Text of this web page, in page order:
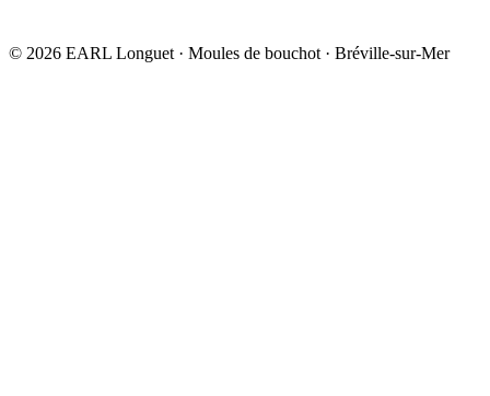
© 2026 EARL Longuet · Moules de bouchot · Bréville-sur-Mer